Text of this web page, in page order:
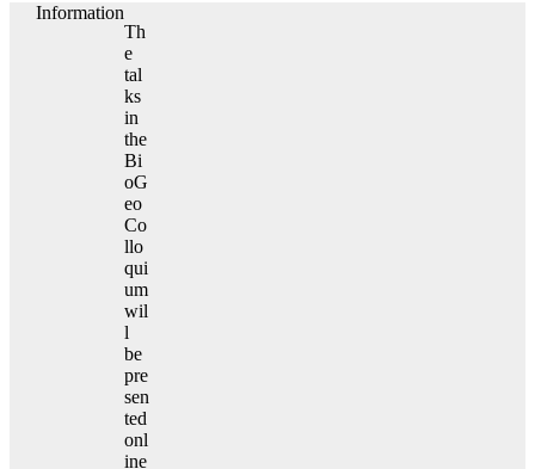
Information
Th
e
tal
ks
in
the
Bi
oG
eo
Co
llo
qui
um
wil
l
be
pre
sen
ted
onl
ine